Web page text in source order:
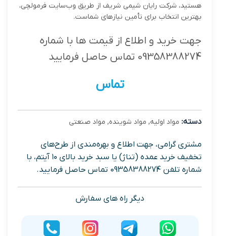
هستید، شرکت رایان شیمی شریف از طریق وب‌سایت فرمولچی،
بهترین انتخاب برای تأمین نیازهای شماست.
جهت خرید و اطلاع از قیمت ها با شماره
09358388274 تماس حاصل فرمایید
تماس
دسته: مواد اولیه, مواد شوینده, مواد صنعتی
مشتری گرامی، جهت اطلاع و بهره‌مندی از طرح‌های
تخفیف خرید عمده (تناژ) یا سبد خرید بالای ۱۰ آیتم، با
شماره تلفن 09358388274 تماس حاصل فرمایید.
دیگر راه های سفارش